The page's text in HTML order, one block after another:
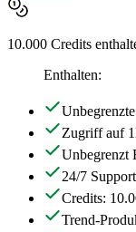
10.000 Credits
Enthalten:
Zugriff auf
Unbegrenzt
24/7 Support
Credits:
Trend-